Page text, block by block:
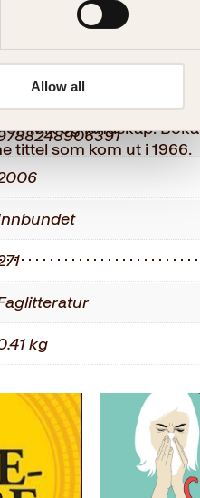
Allow all
til
og metoder. Forfatteren
det har vært, og om
utforsker
Viktige stikkord er
folk og landskap.
tittel som kom ut i 1966.
Forlag AS,
kg